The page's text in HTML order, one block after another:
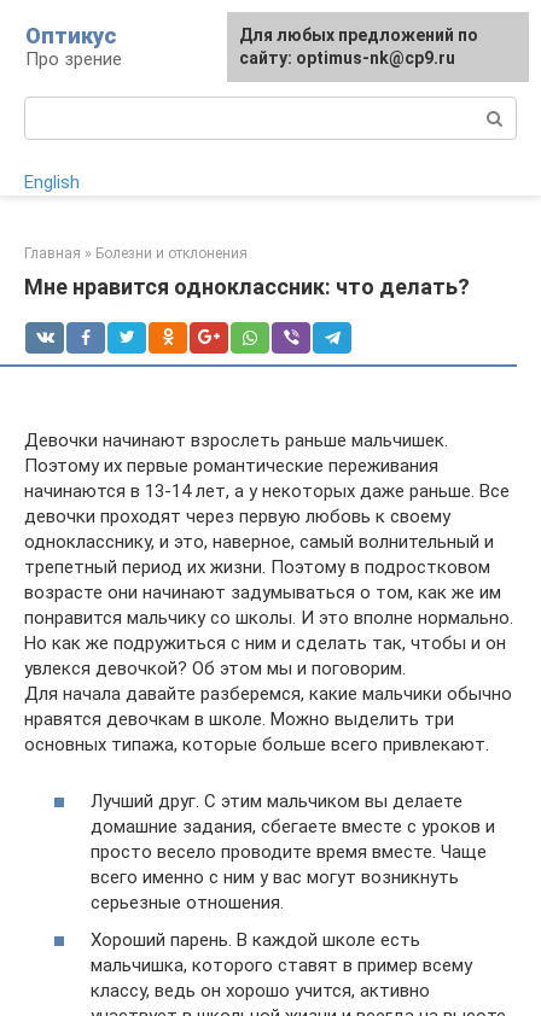
контенту
Оптикус
Про зрение
English
Главная » Болезни и отклонения
Мне нравится одноклассник: что делать?
Девочки начинают взрослеть раньше мальчишек.
Поэтому их первые романтические переживания
начинаются в 13-14 лет, а у некоторых даже раньше. Все
девочки проходят через первую любовь к своему
однокласснику, и это, наверное, самый волнительный и
трепетный период их жизни. Поэтому в подростковом
возрасте они начинают задумываться о том, как же им
понравится мальчику со школы. И это вполне нормально.
Но как же подружиться с ним и сделать так, чтобы и он
увлекся девочкой? Об этом мы и поговорим.
Для начала давайте разберемся, какие мальчики обычно
нравятся девочкам в школе. Можно выделить три
основных типажа, которые больше всего привлекают.
Лучший друг. С этим мальчиком вы делаете
домашние задания, сбегаете вместе с уроков и
просто весело проводите время вместе. Чаще
всего именно с ним у вас могут возникнуть
серьезные отношения.
Хороший парень. В каждой школе есть
мальчишка, которого ставят в пример всему
классу, ведь он хорошо учится, активно
Для любых предложений по
сайту: optimus-nk@cp9.ru